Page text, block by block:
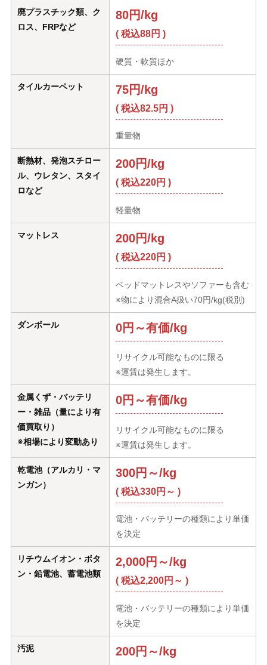
廃プラスチック類、ク
ロス、FRPなど
80円/kg
( 税込88円 )
硬質・軟質ほか
タイルカーペット 75円/kg
( 税込82.5円 )
重量物
断熱材、発泡スチロー
ル、ウレタン、スタイ
ロなど
200円/kg
( 税込220円 )
軽量物
マットレス 200円/kg
( 税込220円 )
ベッドマットレスやソファーも含む
※物により混合A扱い70円/kg(税別)
ダンボール 0円～有価/kg
リサイクル可能なものに限る
※運賃は発生します。
金属くず・バッテリ
ー・雑品（量により有
価買取り）
※相場により変動あり
0円～有価/kg
リサイクル可能なものに限る
※運賃は発生します。
乾電池（アルカリ・マ
ンガン）
300円～/kg
( 税込330円～ )
電池・バッテリーの種類により単価
を決定
リチウムイオン・ボタ
ン・鉛電池、蓄電池類
2,000円～/kg
( 税込2,200円～ )
電池・バッテリーの種類により単価
を決定
汚泥 200円～/kg